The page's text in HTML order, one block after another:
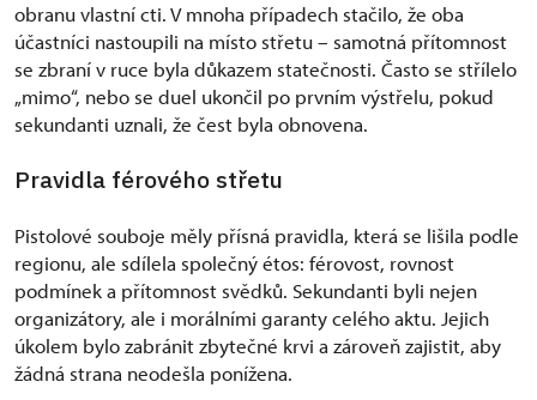
obranu vlastní cti. V mnoha případech stačilo, že oba
účastníci nastoupili na místo střetu – samotná přítomnost
se zbraní v ruce byla důkazem statečnosti. Často se střílelo
„mimo“, nebo se duel ukončil po prvním výstřelu, pokud
sekundanti uznali, že čest byla obnovena.
Pravidla férového střetu
Pistolové souboje měly přísná pravidla, která se lišila podle
regionu, ale sdílela společný étos: férovost, rovnost
podmínek a přítomnost svědků. Sekundanti byli nejen
organizátory, ale i morálními garanty celého aktu. Jejich
úkolem bylo zabránit zbytečné krvi a zároveň zajistit, aby
žádná strana neodešla ponížena.